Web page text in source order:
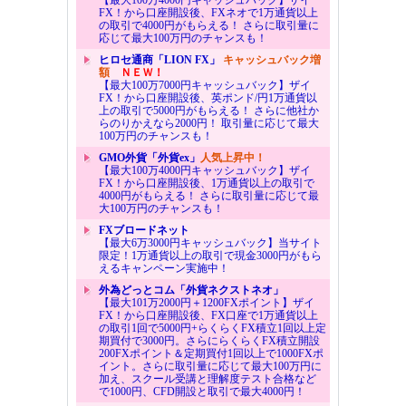
FX！から口座開設後、FXネオで1万通貨以上
の取引で4000円がもらえる！ さらに取引量に
応じて最大100万円のチャンスも！
ヒロセ通商「LION FX」 キャッシュバック増
額ＮＥＷ！
【最大100万7000円キャッシュバック】ザイ
FX！から口座開設後、英ポンド/円1万通貨以
上の取引で5000円がもらえる！ さらに他社か
らのりかえなら2000円！ 取引量に応じて最大
100万円のチャンスも！
GMO外貨「外貨ex」 人気上昇中！
【最大100万4000円キャッシュバック】ザイ
FX！から口座開設後、1万通貨以上の取引で
4000円がもらえる！ さらに取引量に応じて最
大100万円のチャンスも！
FXブロードネット
【最大6万3000円キャッシュバック】当サイト
限定！1万通貨以上の取引で現金3000円がもら
えるキャンペーン実施中！
外為どっとコム「外貨ネクストネオ」
【最大101万2000円＋1200FXポイント】ザイ
FX！から口座開設後、FX口座で1万通貨以上
の取引1回で5000円+らくらくFX積立1回以上定
期買付で3000円。さらにらくらくFX積立開設
200FXポイント＆定期買付1回以上で1000FXポ
イント。さらに取引量に応じて最大100万円に
加え、スクール受講と理解度テスト合格など
で1000円、CFD開設と取引で最大4000円！